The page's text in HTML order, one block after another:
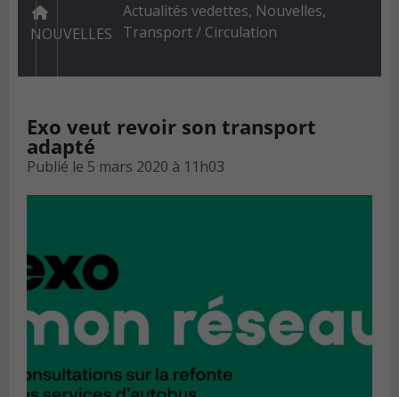
NOUVELLES
Actualités vedettes, Nouvelles,
Transport / Circulation
Exo veut revoir son transport
adapté
Publié le 5 mars 2020 à 11h03